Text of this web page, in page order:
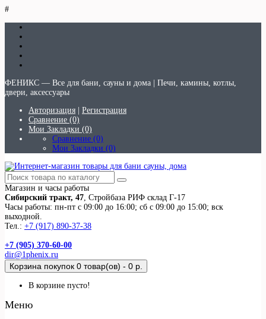
#
ФЕНИКС — Все для бани, сауны и дома | Печи, камины, котлы,
двери, аксессуары
Авторизация
Регистрация
Сравнение (0)
Мои Закладки (0)
Сравнение (0)
Мои Закладки (0)
Магазин и часы работы
Сибирский тракт, 47, Стройбаза РИФ склад Г-17
Часы работы: пн-пт с 09:00 до 16:00; сб с 09:00 до 15:00; вск
выходной.
Тел.: +7 (917) 890-37-38
+7 (905) 370-60-00
dir@1phenix.ru
Корзина покупок 0 товар(ов) - 0 р.
В корзине пусто!
Меню